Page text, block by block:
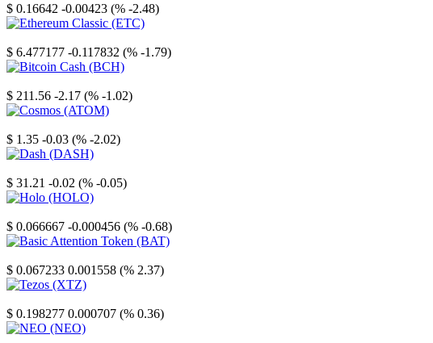
$ 0.16642 -0.00423 (% -2.48)
$ 6.477177 -0.117832 (% -1.79)
$ 211.56 -2.17 (% -1.02)
$ 1.35 -0.03 (% -2.02)
$ 31.21 -0.02 (% -0.05)
$ 0.066667 -0.000456 (% -0.68)
$ 0.067233 0.001558 (% 2.37)
$ 0.198277 0.000707 (% 0.36)